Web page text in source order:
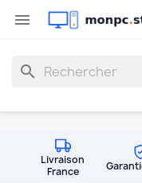

search
Livraison
France